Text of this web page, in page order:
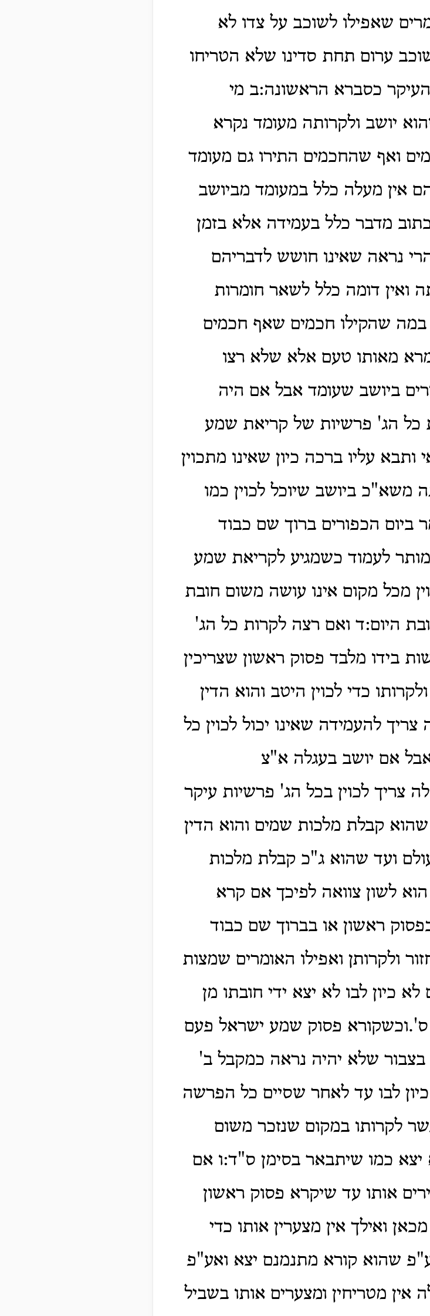
שאפילו לשוכב על צדו לא
ערום תחת סדינו שלא הטריחו
כסברא הראשונה:ב מי
יושב ולקרותה מעומד נקרא
ואף שהחכמים התירו גם מעומד
אין מעלה כלל במעומד מביושב
מדבר כלל בעמידה אלא בזמן
נראה שאינו חושש לדבריהם
ואין דומה כלל לשאר חומרות
במה שהקילו חכמים שאף חכמים
מאותו טעם אלא שלא רצו
ביושב שעומד אבל אם היה
כל הג' פרשיות של קריאת שמע
ותבא עליו ברכה כיון שאינו מתכוין
משא"כ ביושב שיוכל לכוין כמו
ביום הכפורים ברוך שם כבוד
לעמוד כשמגיע לקריאת שמע
מכל מקום אינו עושה משום חובת
היום:ד ואם רצה לקרות כל הג'
בידו מלבד פסוק ראשון שצריכין
כדי לכוין היטב והוא הדין
להעמידה שאינו יכול לכוין כל
אם יושב בעגלה א"צ
לכוין בכל הג' פרשיות עיקר
קבלת מלכות שמים והוא הדין
ועד שהוא ג"כ קבלת מלכות
לשון צוואה לפיכך אם קרא
ראשון או בברוך שם כבוד
ולקרותן ואפילו האומרים שמצות
כיון לבו לא יצא ידי חובתו מן
פסוק שמע ישראל פעם
שלא יהיה נראה כמקבל ב'
לבו עד לאחר שסיים כל הפרשה
לקרותו במקום שנזכר משום
כמו שיתבאר בסימן ס"ד:ו אם
אותו עד שיקרא פסוק ראשון
ואילך אין מצערין אותו כדי
שהוא קורא מתנמנם יצא ואע"פ
אין מטריחין ומצערים אותו בשביל